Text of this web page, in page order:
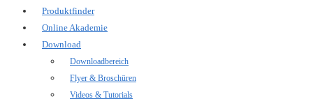
Produktfinder
Online Akademie
Download
Downloadbereich
Flyer & Broschüren
Videos & Tutorials